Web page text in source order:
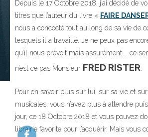
Depuis le 17 Octobre 2018, j’ai décidé de
titres que l’auteur du livre « FAIRE
nous a concocté tout au long de sa vie de
lesquels il a travaillé. Je ne peux pas
qu’il nous prévoit mais assurément … ce
n’est ce pas Monsieur FRED RISTER
Pour en savoir plus sur lui, sur sa vie et
musicales, vous n’avez plus à attendre
jour, ce 18 Octobre 2018 et vous pouvez
librairie favorite pour l’acquérir. Mais vous
323